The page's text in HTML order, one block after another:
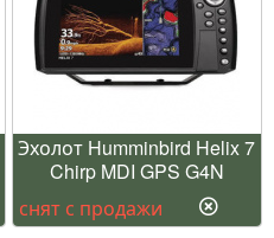
Эхолот Humminbird Helix 7
Chirp MDI GPS G4N
снят с продажи